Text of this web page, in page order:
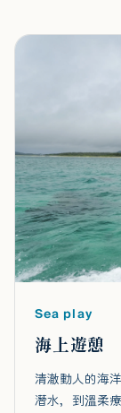
Sea play
海上遊憩
清澈動人的海
潛水，到溫柔